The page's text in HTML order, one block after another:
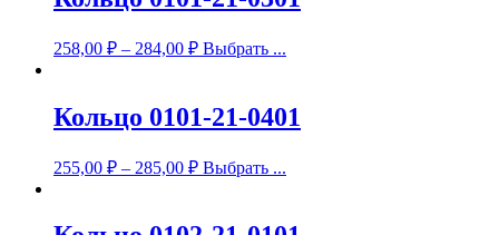
258,00 ₽ – 284,00 ₽ Выбрать ...
Кольцо 0101-21-0401
255,00 ₽ – 285,00 ₽ Выбрать ...